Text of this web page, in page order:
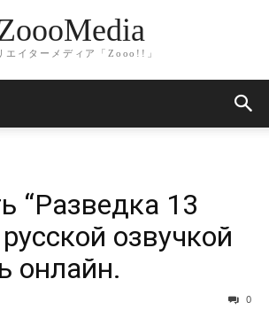
エイターメディア「Zooo!!」
“Разведка 13
озвучкой
онлайн.
0